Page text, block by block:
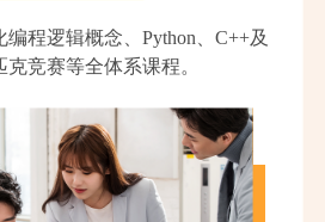
程逻辑概念、Python、C++及
竞赛等全体系课程。